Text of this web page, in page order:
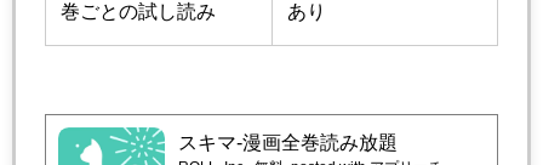
巻ごとの試し読み あり
スキマ-漫画全巻読み放題